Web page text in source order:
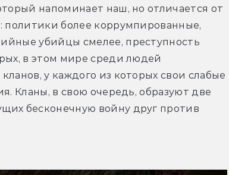
напоминает наш, но отличается от
политики более коррумпированные,
убийцы смелее, преступность
в этом мире среди людей
у каждого из которых свои слабые
Кланы, в свою очередь, образуют две
бесконечную войну друг против